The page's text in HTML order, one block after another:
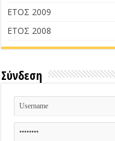
ΕΤΟΣ 2009
ΕΤΟΣ 2008
Σύνδεση